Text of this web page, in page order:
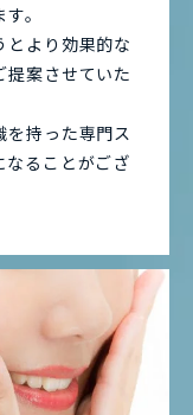
。
とより効果的な
提案させていた
持った専門ス
なることがござ